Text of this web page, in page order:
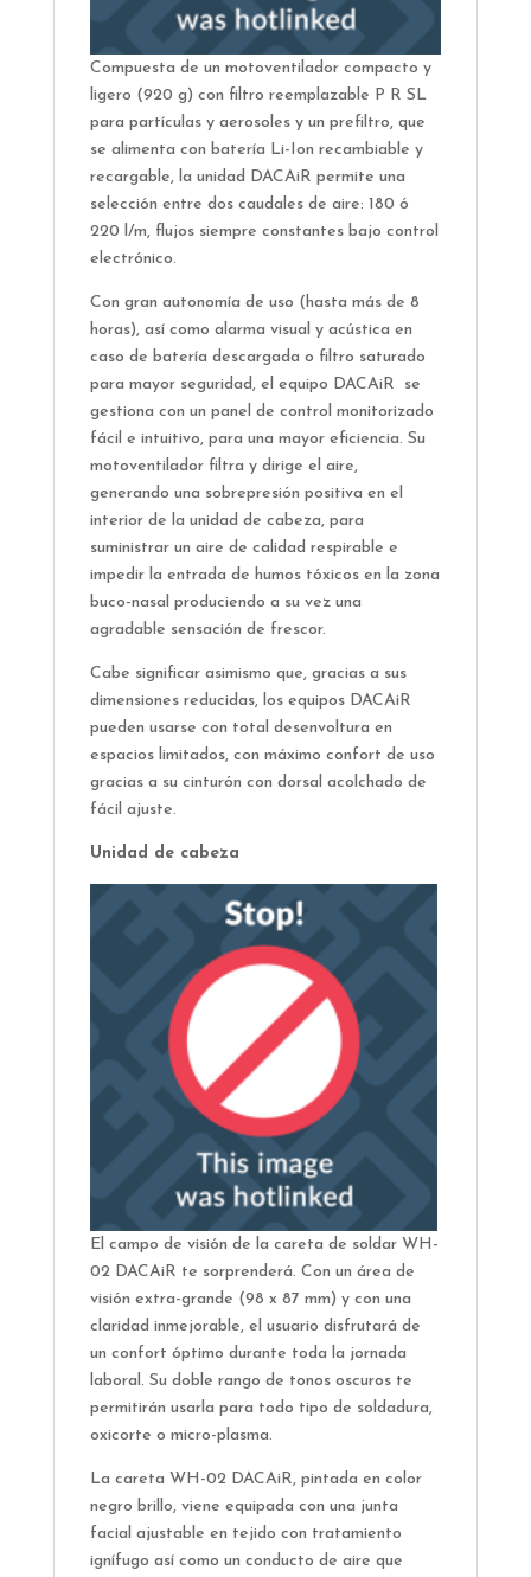
Compuesta de un motoventilador compacto y
ligero (920 g) con filtro reemplazable P R SL
para partículas y aerosoles y un prefiltro, que
se alimenta con batería Li-Ion recambiable y
recargable, la unidad DACAiR permite una
selección entre dos caudales de aire: 180 ó
220 l/m, flujos siempre constantes bajo control
electrónico.
Con gran autonomía de uso (hasta más de 8
horas), así como alarma visual y acústica en
caso de batería descargada o filtro saturado
para mayor seguridad, el equipo DACAiR se
gestiona con un panel de control monitorizado
fácil e intuitivo, para una mayor eficiencia. Su
motoventilador filtra y dirige el aire,
generando una sobrepresión positiva en el
interior de la unidad de cabeza, para
suministrar un aire de calidad respirable e
impedir la entrada de humos tóxicos en la zona
buco-nasal produciendo a su vez una
agradable sensación de frescor.
Cabe significar asimismo que, gracias a sus
dimensiones reducidas, los equipos DACAiR
pueden usarse con total desenvoltura en
espacios limitados, con máximo confort de uso
gracias a su cinturón con dorsal acolchado de
fácil ajuste.
Unidad de cabeza
El campo de visión de la careta de soldar WH-
02 DACAiR te sorprenderá. Con un área de
visión extra-grande (98 x 87 mm) y con una
claridad inmejorable, el usuario disfrutará de
un confort óptimo durante toda la jornada
laboral. Su doble rango de tonos oscuros te
permitirán usarla para todo tipo de soldadura,
oxicorte o micro-plasma.
La careta WH-02 DACAiR, pintada en color
negro brillo, viene equipada con una junta
facial ajustable en tejido con tratamiento
ignífugo así como un conducto de aire que